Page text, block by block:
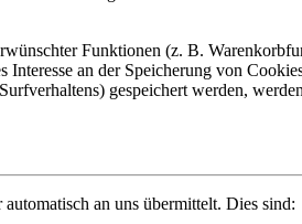
Funktionen (z. B.
an der Speicherung von
gespeichert werden,
an uns übermittelt. Dies sind: